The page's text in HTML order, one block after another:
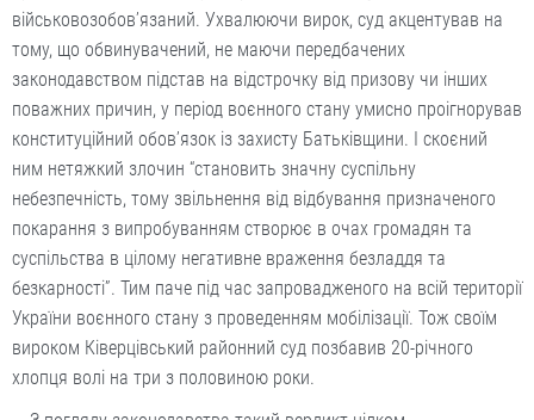
військовозобов’язаний. Ухвалюючи вирок, суд акцентував на
тому, що обвинувачений, не маючи передбачених
законодавством підстав на відстрочку від призову чи інших
поважних причин, у період воєнного стану умисно проігнорував
конституційний обов’язок із захисту Батьківщини. І скоєний
ним нетяжкий злочин “становить значну суспільну
небезпечність, тому звільнення від відбування призначеного
покарання з випробуванням створює в очах громадян та
суспільства в цілому негативне враження безладдя та
безкарності”. Тим паче під час запровадженого на всій території
України воєнного стану з проведенням мобілізації. Тож своїм
вироком Ківерцівський районний суд позбавив 20-річного
хлопця волі на три з половиною роки.